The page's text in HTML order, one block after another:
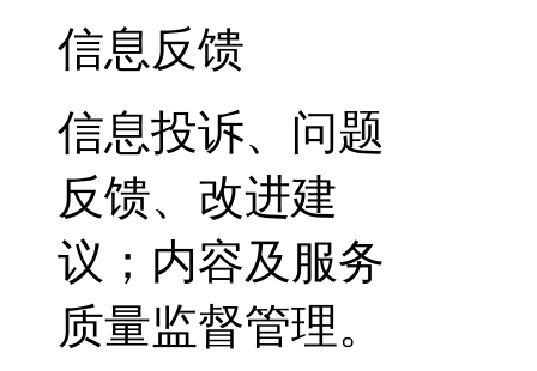
信息反馈
信息投诉、问题
反馈、改进建
议；内容及服务
质量监督管理。